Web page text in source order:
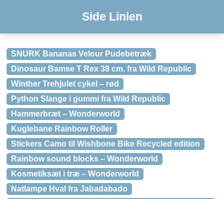
Side Linien
SNURK Bananas Velour Pudebetræk
Dinosaur Bamse T Rex 38 cm. fra Wild Republic
Winther Trehjulet cykel – rød
Python Slange i gummi fra Wild Republic
Hammerbræt – Wonderworld
Kuglebane Rainbow Roller
Stickers Camo til Wishbone Bike Recycled edition
Rainbow sound blocks – Wonderworld
Kosmetiksæt i træ – Wonderworld
Natlampe Hval fra Jabadabado